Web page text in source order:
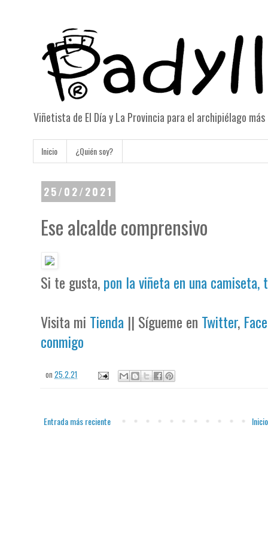
Viñetista de El Día y La Provincia para el archipiélago
Inicio ¿Quién soy?
25/02/2021
Ese alcalde comprensivo
Si te gusta,pon la viñeta en una camiseta,
Visita mi Tienda || Sígueme en Twitter,
conmigo
on25.2.21
Entrada más reciente Inicio